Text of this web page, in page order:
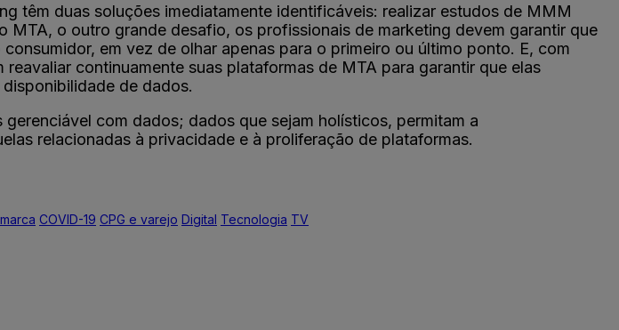
têm duas soluções imediatamente identificáveis: realizar estudos de MMM
o outro grande desafio, os profissionais de marketing devem garantir que
em vez de olhar apenas para o primeiro ou último ponto. E, com
continuamente suas plataformas de MTA para garantir que elas
de dados.
com dados; dados que sejam holísticos, permitam a
relacionadas à privacidade e à proliferação de plataformas.
COVID-19 CPG e varejo Digital Tecnologia TV